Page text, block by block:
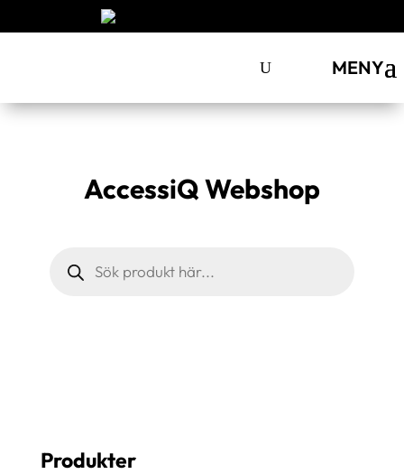
MENY
AccessiQ Webshop
search
Produkter